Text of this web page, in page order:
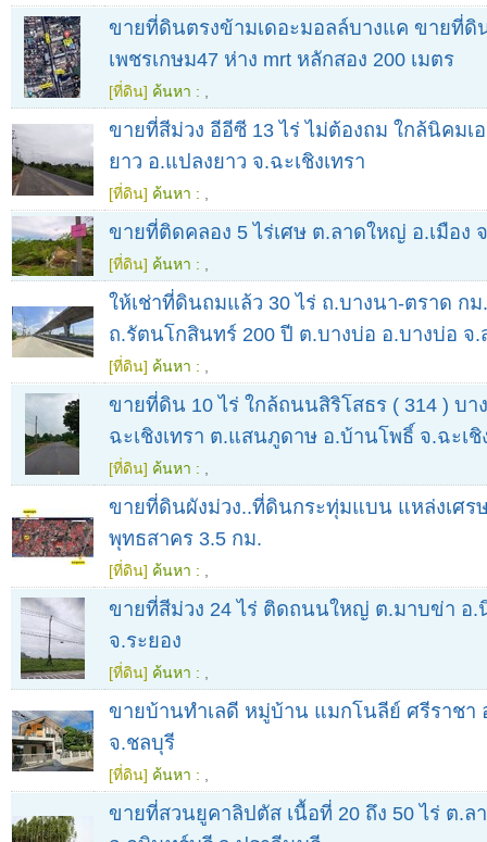
ขายที่ดินตรงข้ามเดอะมอลล์บางแค ขายที่
เพชรเกษม47 ห่าง mrt หลักสอง 200 เมตร
[ที่ดิน] ค้นหา :
ขายที่สีม่วง อีอีซี 13 ไร่ ไม่ต้องถม ใกล้นิคมเ
ยาว อ.แปลงยาว จ.ฉะเชิงเทรา
[ที่ดิน] ค้นหา :
ขายที่ติดคลอง 5 ไร่เศษ ต.ลาดใหญ่ อ.เมือง
[ที่ดิน] ค้นหา :
ให้เช่าที่ดินถมแล้ว 30 ไร่ ถ.บางนา-ตราด กม
ถ.รัตนโกสินทร์ 200 ปี ต.บางบ่อ อ.บางบ่อ จ.
[ที่ดิน] ค้นหา :
ขายที่ดิน 10 ไร่ ใกล้ถนนสิริโสธร ( 314 ) บา
ฉะเชิงเทรา ต.แสนภูดาษ อ.บ้านโพธิ์ จ.ฉะเชิ
[ที่ดิน] ค้นหา :
ขายที่ดินผังม่วง..ที่ดินกระทุ่มแบน แหล่งเศร
พุทธสาคร 3.5 กม.
[ที่ดิน] ค้นหา :
ขายที่สีม่วง 24 ไร่ ติดถนนใหญ่ ต.มาบข่า
จ.ระยอง
[ที่ดิน] ค้นหา :
ขายบ้านทำเลดี หมู่บ้าน แมกโนลีย์ ศรีราชา
จ.ชลบุรี
[ที่ดิน] ค้นหา :
ขายที่สวนยูคาลิปตัส เนื้อที่ 20 ถึง 50 ไร่ ต.ล